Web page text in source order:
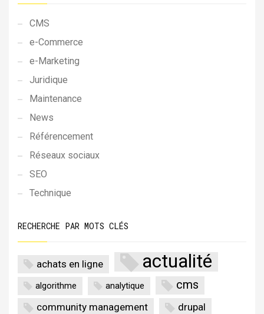
CMS
e-Commerce
e-Marketing
Juridique
Maintenance
News
Référencement
Réseaux sociaux
SEO
Technique
RECHERCHE PAR MOTS CLÉS
achats en ligne actualité
algorithme analytique cms
community management drupal